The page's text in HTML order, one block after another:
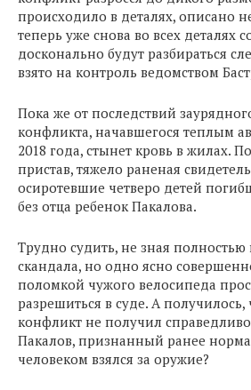
происходило в деталях, описано
теперь уже снова во всех деталях
досконально будут разбираться
взято на контроль ведомством
Пока же от последствий
конфликта, начавшегося теплым
2018 года, стынет кровь в жилах.
пристав, тяжело раненая
осиротевшие четверо детей
без отца ребенок Пакалова.
Трудно судить, не зная
скандала, но одно ясно
поломкой чужого велосипеда
разрешиться в суде. А получилось,
конфликт не получил
Пакалов, признанный ранее
человеком взялся за оружие?